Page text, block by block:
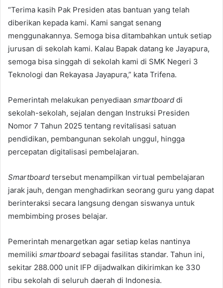
“Terima kasih Pak Presiden atas bantuan yang telah
diberikan kepada kami. Kami sangat senang
menggunakannya. Semoga bisa ditambahkan untuk setiap
jurusan di sekolah kami. Kalau Bapak datang ke Jayapura,
semoga bisa singgah di sekolah kami di SMK Negeri 3
Teknologi dan Rekayasa Jayapura,” kata Trifena.
Pemerintah melakukan penyediaan smartboard di
sekolah-sekolah, sejalan dengan Instruksi Presiden
Nomor 7 Tahun 2025 tentang revitalisasi satuan
pendidikan, pembangunan sekolah unggul, hingga
percepatan digitalisasi pembelajaran.
Smartboard tersebut menampilkan virtual pembelajaran
jarak jauh, dengan menghadirkan seorang guru yang dapat
berinteraksi secara langsung dengan siswanya untuk
membimbing proses belajar.
Pemerintah menargetkan agar setiap kelas nantinya
memiliki smartboard sebagai fasilitas standar. Tahun ini,
sekitar 288.000 unit IFP dijadwalkan dikirimkan ke 330
ribu sekolah di seluruh daerah di Indonesia.